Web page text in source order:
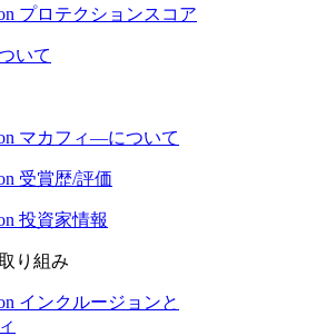
プロテクションスコア
いて
マカフィ―について
受賞歴/評価
投資家情報
り組み
インクルージョンと